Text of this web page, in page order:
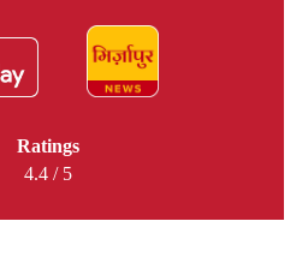
Ratings
4.4 / 5